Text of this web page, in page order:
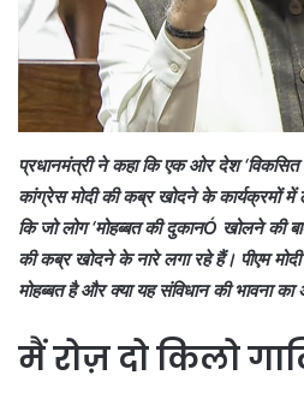
प्रधानमंत्री ने कहा कि एक ओर देश ‘विकसित
कांग्रेस मोदी की कब्र खोदने के कार्यक्रमों
कि जो लोग ‘मोहब्बत की दुकानÓ खोलने की
की कब्र खोदने के नारे लगा रहे हैं। पीएम मोदी
मोहब्बत है और क्या यह संविधान की भावना
मैं रोज़ दो किलो